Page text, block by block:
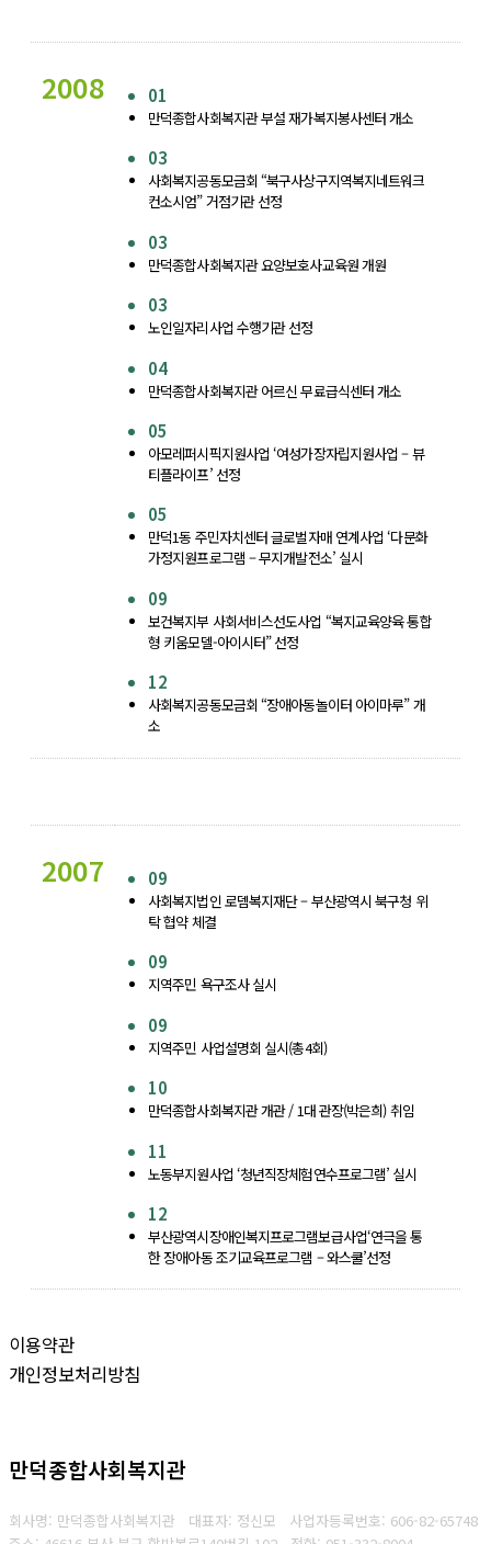
2008 01
만덕종합사회복지관 부설 재가복지봉사센터 개소
03
사회복지공동모금회 “북구사상구지역복지네트워크
컨소시엄” 거점기관 선정
03
만덕종합사회복지관 요양보호사교육원 개원
03
노인일자리사업 수행기관 선정
04
만덕종합사회복지관 어르신 무료급식센터 개소
05
아모레퍼시픽지원사업 ‘여성가장자립지원사업 – 뷰
티플라이프’ 선정
05
만덕1동 주민자치센터 글로벌자매 연계사업 ‘다문화
가정지원프로그램 – 무지개발전소’ 실시
09
보건복지부 사회서비스선도사업 “복지교육양육 통합
형 키움모델-아이시터” 선정
12
사회복지공동모금회 “장애아동놀이터 아이마루” 개
소
2007 09
사회복지법인 로뎀복지재단 – 부산광역시 북구청 위
탁 협약 체결
09
지역주민 욕구조사 실시
09
지역주민 사업설명회 실시(총4회)
10
만덕종합사회복지관 개관 / 1대 관장(박은희) 취임
11
노동부지원사업 ‘청년직장체험연수프로그램’ 실시
12
부산광역시장애인복지프로그램보급사업‘연극을 통
한 장애아동 조기교육프로그램 – 와스쿨’선정
이용약관
개인정보처리방침
만덕종합사회복지관
회사명: 만덕종합사회복지관 대표자: 정신모 사업자등록번호: 606-82-65748